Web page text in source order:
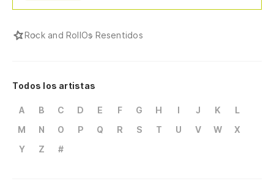
Rock and RollOs Resentidos
Todos los artistas
A B C D E F G H I J K
L
M
N O P Q R S T U V W
X
Y
Z #